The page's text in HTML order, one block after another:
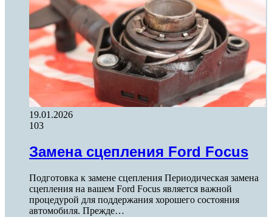
19.01.2026
103
Замена сцепления Ford Focus
Подготовка к замене сцепления Периодическая замена
сцепления на вашем Ford Focus является важной
процедурой для поддержания хорошего состояния
автомобиля. Прежде…